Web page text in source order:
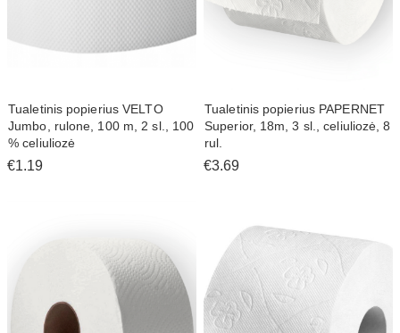
Tualetinis popierius VELTO
Jumbo, rulone, 100 m, 2 sl., 100
% celiuliozė
€1.19
Tualetinis popierius PAPERNET
Superior, 18m, 3 sl., celiuliozė, 8
rul.
€3.69